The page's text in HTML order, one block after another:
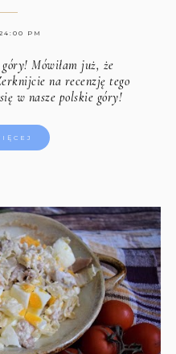
PM
Mówiłam już, że
na recenzję tego
w nasze polskie góry!